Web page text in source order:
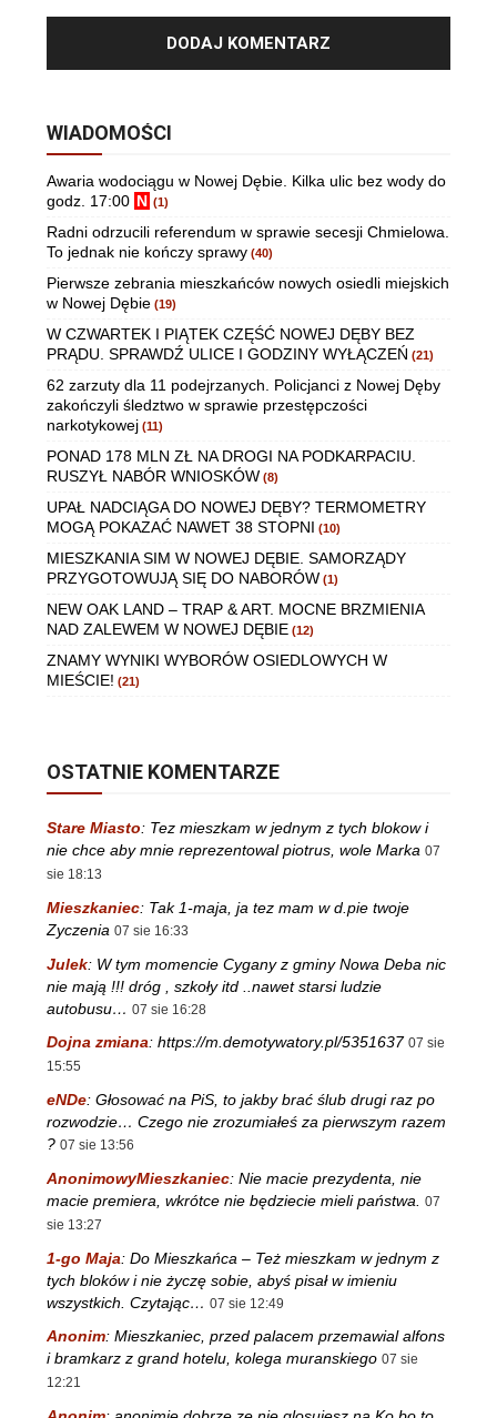
WIADOMOŚCI
Awaria wodociągu w Nowej Dębie. Kilka ulic bez wody do
godz. 17:00 N (1)
Radni odrzucili referendum w sprawie secesji Chmielowa.
To jednak nie kończy sprawy (40)
Pierwsze zebrania mieszkańców nowych osiedli miejskich
w Nowej Dębie (19)
W CZWARTEK I PIĄTEK CZĘŚĆ NOWEJ DĘBY BEZ
PRĄDU. SPRAWDŹ ULICE I GODZINY WYŁĄCZEŃ (21)
62 zarzuty dla 11 podejrzanych. Policjanci z Nowej Dęby
zakończyli śledztwo w sprawie przestępczości
narkotykowej (11)
PONAD 178 MLN ZŁ NA DROGI NA PODKARPACIU.
RUSZYŁ NABÓR WNIOSKÓW (8)
UPAŁ NADCIĄGA DO NOWEJ DĘBY? TERMOMETRY
MOGĄ POKAZAĆ NAWET 38 STOPNI (10)
MIESZKANIA SIM W NOWEJ DĘBIE. SAMORZĄDY
PRZYGOTOWUJĄ SIĘ DO NABORÓW (1)
NEW OAK LAND – TRAP & ART. MOCNE BRZMIENIA
NAD ZALEWEM W NOWEJ DĘBIE (12)
ZNAMY WYNIKI WYBORÓW OSIEDLOWYCH W
MIEŚCIE! (21)
OSTATNIE KOMENTARZE
Stare Miasto: Tez mieszkam w jednym z tych blokow i
nie chce aby mnie reprezentowal piotrus, wole Marka 07
sie 18:13
Mieszkaniec: Tak 1-maja, ja tez mam w d.pie twoje
Zyczenia 07 sie 16:33
Julek: W tym momencie Cygany z gminy Nowa Deba nic
nie mają !!! dróg , szkoły itd ..nawet starsi ludzie
autobusu… 07 sie 16:28
Dojna zmiana: https://m.demotywatory.pl/5351637 07 sie
15:55
eNDe: Głosować na PiS, to jakby brać ślub drugi raz po
rozwodzie… Czego nie zrozumiałeś za pierwszym razem
? 07 sie 13:56
AnonimowyMieszkaniec: Nie macie prezydenta, nie
macie premiera, wkrótce nie będziecie mieli państwa.
07
sie 13:27
1-go Maja: Do Mieszkańca – Też mieszkam w jednym z
tych bloków i nie życzę sobie, abyś pisał w imieniu
wszystkich. Czytając… 07 sie 12:49
Anonim: Mieszkaniec, przed palacem przemawial alfons
i bramkarz z grand hotelu, kolega muranskiego 07 sie
12:21